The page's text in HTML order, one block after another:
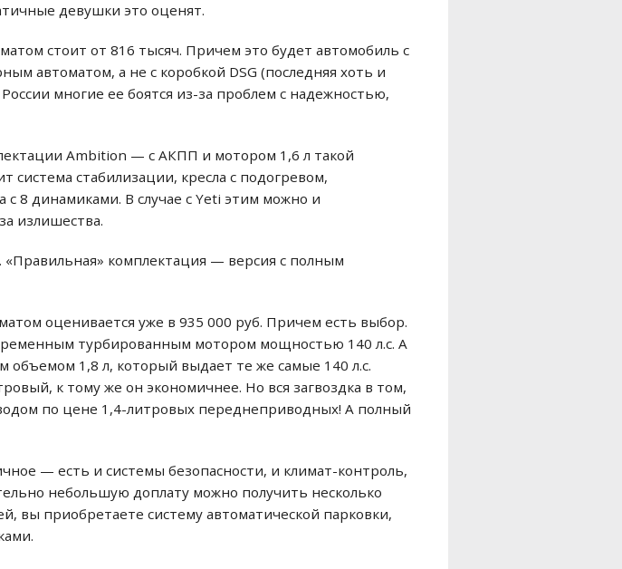
девушки это оценят.
стоит от 816 тысяч. Причем это будет автомобиль с
автоматом, а не с коробкой DSG (последняя хоть и
многие ее боятся из-за проблем с надежностью,
Ambition — с АКПП и мотором 1,6 л такой
система стабилизации, кресла с подогревом,
8 динамиками. В случае с Yeti этим можно и
излишества.
комплектация — версия с полным
оценивается уже в 935 000 руб. Причем есть выбор.
турбированным мотором мощностью 140 л.с. А
1,8 л, который выдает те же самые 140 л.с.
к тому же он экономичнее. Но вся загвоздка в том,
по цене 1,4-литровых переднеприводных! А полный
— есть и системы безопасности, и климат-контроль,
небольшую доплату можно получить несколько
вы приобретаете систему автоматической парковки,